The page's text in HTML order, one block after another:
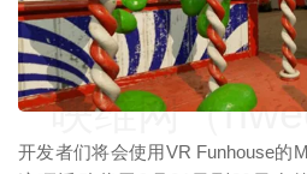
开发者们将会使用VR Funhouse的
映维网（